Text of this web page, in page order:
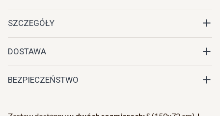
SZCZEGÓŁY
DOSTAWA
BEZPIECZEŃSTWO